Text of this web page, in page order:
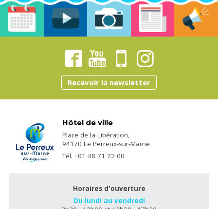
Recevoir la newsletter
Hôtel de ville
Place de la Libération,
94170 Le Perreux-sur-Marne
Tél. : 01 48 71 72 00
Horaires d'ouverture
Du lundi au vendredi